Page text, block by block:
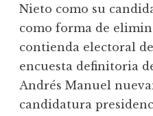
Nieto como su
como forma de
contienda electoral
encuesta definitoria
Andrés Manuel
candidatura